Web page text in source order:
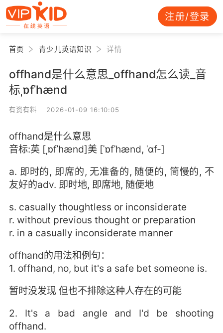
注册/登录
首页 青少儿英语知识 详情
offhand是什么意思_offhand怎么读_音
标ˌɒfˈhænd
有资有料 2026-01-09 16:10:05
offhand是什么意思
音标:英 [ˌɒfˈhænd]美 [ˈɒfˈhænd, ˈɑf-]
a. 即时的, 即席的, 无准备的, 随便的, 简慢的, 不
友好的adv. 即时地, 即席地, 随便地
s. casually thoughtless or inconsiderate
r. without previous thought or preparation
r. in a casually inconsiderate manner
offhand的用法和例句：
1. offhand, no, but it's a safe bet someone is.
暂时没发现 但也不排除这种人存在的可能
2. It's a bad angle and I'd be shooting
offhand.